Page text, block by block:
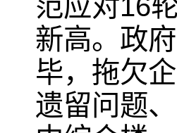
新高。政
毕，拖欠
遗留问题